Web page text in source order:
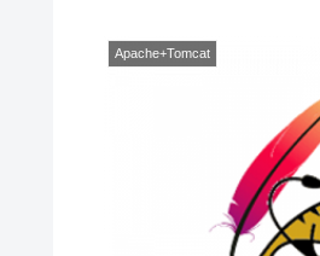
Apache+Tomcat